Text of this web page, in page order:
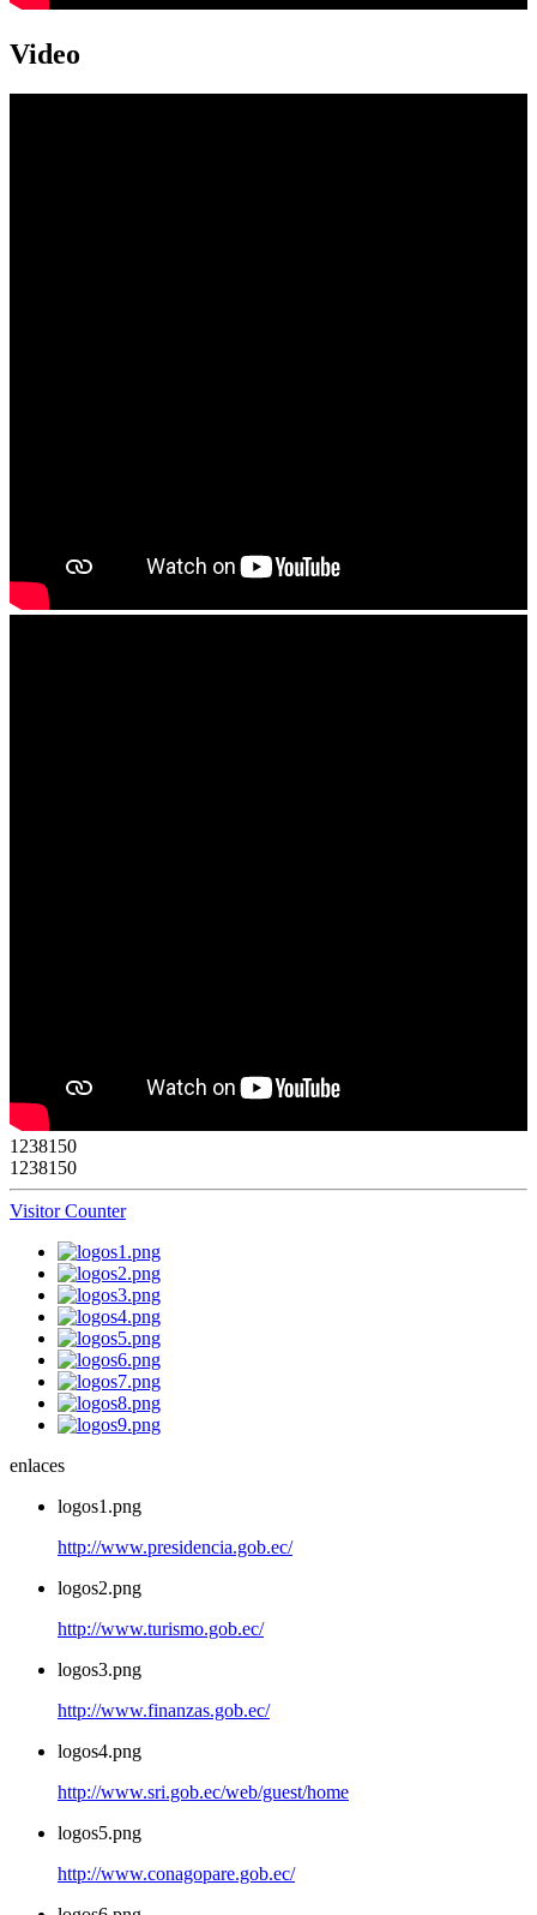
Video
1238150
1238150
Visitor Counter
enlaces
logos1.png
http://www.presidencia.gob.ec/
logos2.png
http://www.turismo.gob.ec/
logos3.png
http://www.finanzas.gob.ec/
logos4.png
http://www.sri.gob.ec/web/guest/home
logos5.png
http://www.conagopare.gob.ec/